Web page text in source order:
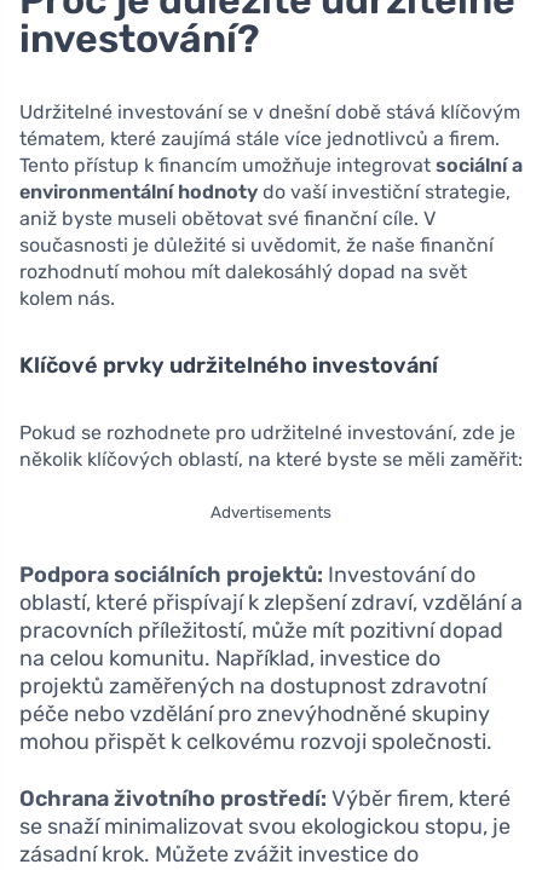
investování?
Udržitelné investování se v dnešní době stává klíčovým
tématem, které zaujímá stále více jednotlivců a firem.
Tento přístup k financím umožňuje integrovat sociální a
environmentální hodnoty do vaší investiční strategie,
aniž byste museli obětovat své finanční cíle. V
současnosti je důležité si uvědomit, že naše finanční
rozhodnutí mohou mít dalekosáhlý dopad na svět
kolem nás.
Klíčové prvky udržitelného investování
Pokud se rozhodnete pro udržitelné investování, zde je
několik klíčových oblastí, na které byste se měli zaměřit:
Advertisements
Podpora sociálních projektů: Investování do
oblastí, které přispívají k zlepšení zdraví, vzdělání a
pracovních příležitostí, může mít pozitivní dopad
na celou komunitu. Například, investice do
projektů zaměřených na dostupnost zdravotní
péče nebo vzdělání pro znevýhodněné skupiny
mohou přispět k celkovému rozvoji společnosti.
Ochrana životního prostředí: Výběr firem, které
se snaží minimalizovat svou ekologickou stopu, je
zásadní krok. Můžete zvážit investice do